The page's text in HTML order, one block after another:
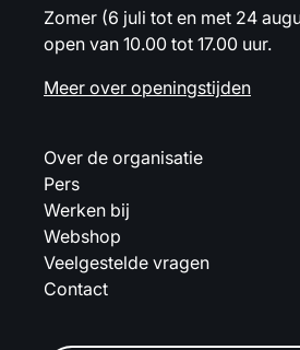
Zomer (6 juli tot en met 24
open van 10.00 tot 17.00 uur.
Meer over openingstijden
Over de organisatie
Pers
Werken bij
Webshop
Veelgestelde vragen
Contact